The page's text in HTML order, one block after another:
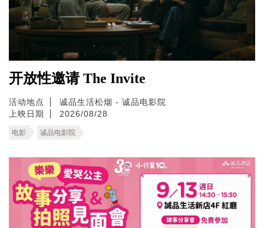
开放性邀请 The Invite
活动地点
诚品生活松烟 - 诚品电影院
上映日期
2026/08/28
电影 诚品电影院